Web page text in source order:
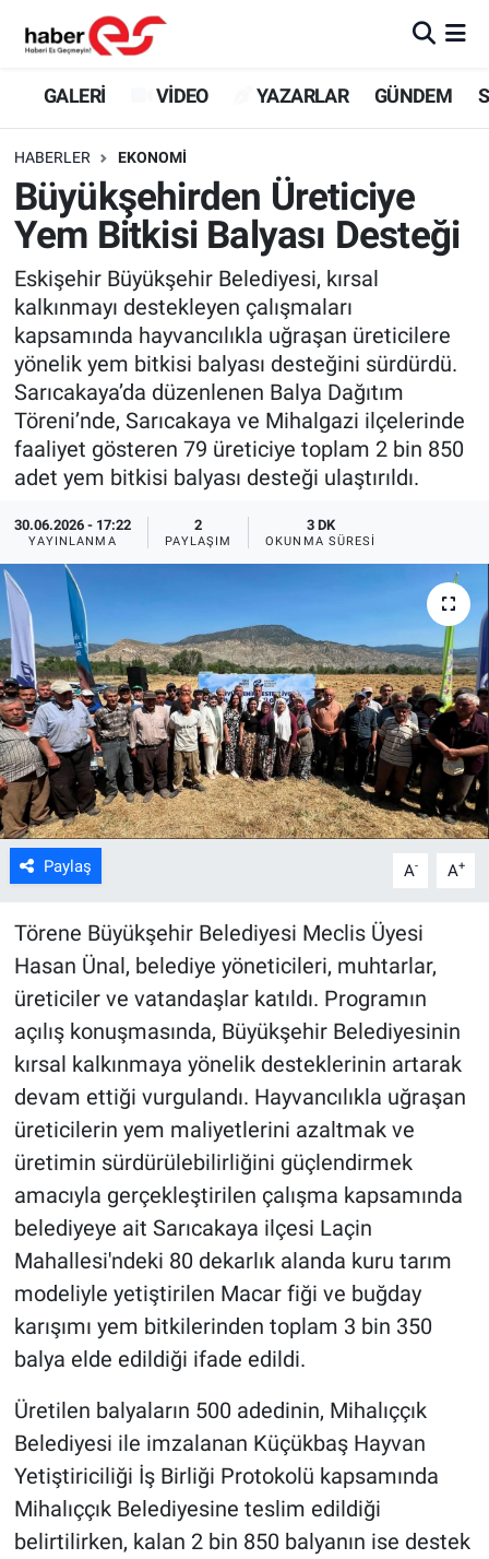
GALERİ VİDEO YAZARLAR GÜNDEM
HABERLER EKONOMİ
Büyükşehirden Üreticiye
Yem Bitkisi Balyası Desteği
Eskişehir Büyükşehir Belediyesi, kırsal
kalkınmayı destekleyen çalışmaları
kapsamında hayvancılıkla uğraşan üreticilere
yönelik yem bitkisi balyası desteğini sürdürdü.
Sarıcakaya’da düzenlenen Balya Dağıtım
Töreni’nde, Sarıcakaya ve Mihalgazi ilçelerinde
faaliyet gösteren 79 üreticiye toplam 2 bin 850
adet yem bitkisi balyası desteği ulaştırıldı.
30.06.2026 - 17:22
YAYINLANMA
2
PAYLAŞIM
3 DK
OKUNMA SÜRESI
Paylaş A- A+
Törene Büyükşehir Belediyesi Meclis Üyesi
Hasan Ünal, belediye yöneticileri, muhtarlar,
üreticiler ve vatandaşlar katıldı. Programın
açılış konuşmasında, Büyükşehir Belediyesinin
kırsal kalkınmaya yönelik desteklerinin artarak
devam ettiği vurgulandı. Hayvancılıkla uğraşan
üreticilerin yem maliyetlerini azaltmak ve
üretimin sürdürülebilirliğini güçlendirmek
amacıyla gerçekleştirilen çalışma kapsamında
belediyeye ait Sarıcakaya ilçesi Laçin
Mahallesi'ndeki 80 dekarlık alanda kuru tarım
modeliyle yetiştirilen Macar fiği ve buğday
karışımı yem bitkilerinden toplam 3 bin 350
balya elde edildiği ifade edildi.
Üretilen balyaların 500 adedinin, Mihalıççık
Belediyesi ile imzalanan Küçükbaş Hayvan
Yetiştiriciliği İş Birliği Protokolü kapsamında
Mihalıççık Belediyesine teslim edildiği
belirtilirken, kalan 2 bin 850 balyanın ise destek
GALERİ
YAZARLAR
GÜNDEM
SİYASET
TEKNOLOJİ
EKONOMİ
SPOR
ASAYİŞ
Eskişehir Nöbetçi Eczaneler
Eskişehir Trafik Yoğunluk Haritası
Süper Lig Puan Durumu ve Fikstür
Tüm Manşetler
Son Dakika Haberleri
Haber Arşivi